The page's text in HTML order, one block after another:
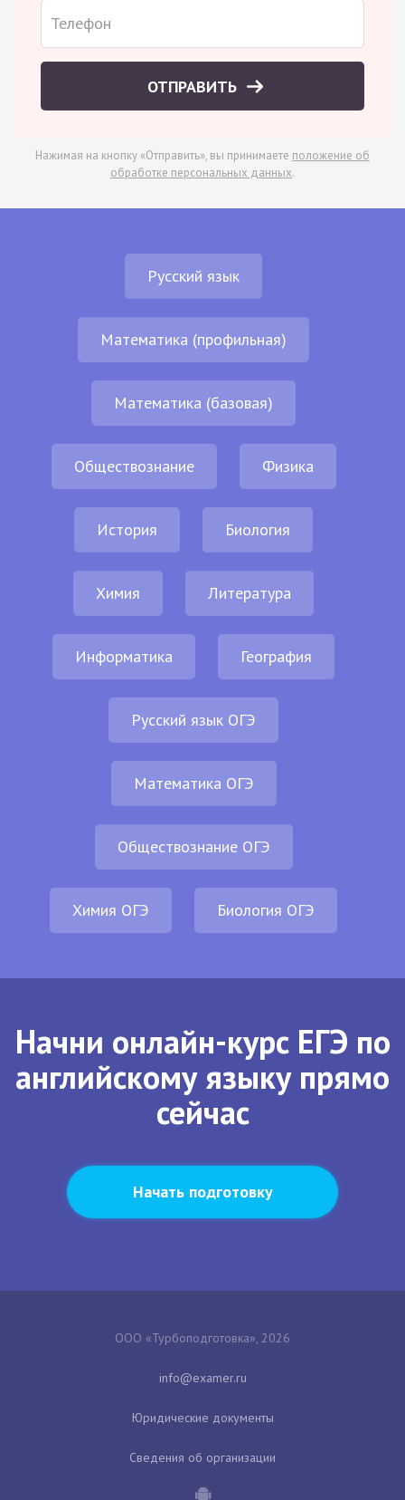
ОТПРАВИТЬ
Нажимая на кнопку «Отправить», вы принимаете положение об
обработке персональных данных.
Русский язык
Математика (профильная)
Математика (базовая)
Обществознание Физика
История Биология
Химия Литература
Информатика География
Русский язык ОГЭ
Математика ОГЭ
Обществознание ОГЭ
Химия ОГЭ Биология ОГЭ
Начни онлайн-курс ЕГЭ по
английскому языку прямо
сейчас
Начать подготовку
ООО «Турбоподготовка», 2026
Юридические документы
Сведения об организации